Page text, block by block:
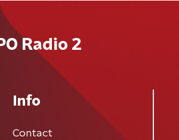
Radio 2
Info
Contact